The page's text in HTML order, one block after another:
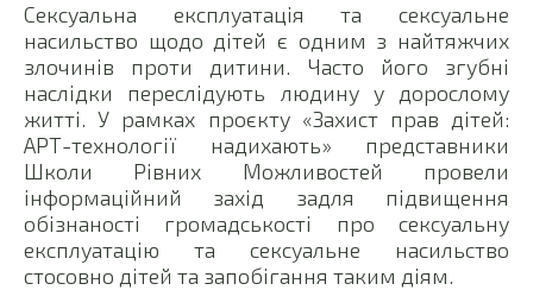
Сексуальна експлуатація та сексуальне
насильство щодо дітей є одним з найтяжчих
злочинів проти дитини. Часто його згубні
наслідки переслідують людину у дорослому
житті. У рамках проєкту «Захист прав дітей:
АРТ-технології надихають» представники
Школи Рівних Можливостей провели
інформаційний захід задля підвищення
обізнаності громадськості про сексуальну
експлуатацію та сексуальне насильство
стосовно дітей та запобігання таким діям.